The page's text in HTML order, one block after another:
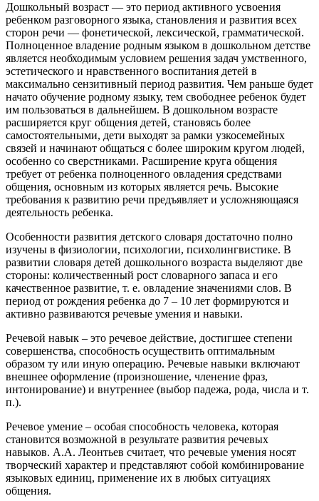
Дошкольный возраст — это период активного усвоения
ребенком разговорного языка, становления и развития всех
сторон речи — фонетической, лексической, грамматической.
Полноценное владение родным языком в дошкольном детстве
является необходимым условием решения задач умственного,
эстетического и нравственного воспитания детей в
максимально сензитивный период развития. Чем раньше будет
начато обучение родному языку, тем свободнее ребенок будет
им пользоваться в дальнейшем. В дошкольном возрасте
расширяется круг общения детей, становясь более
самостоятельными, дети выходят за рамки узкосемейных
связей и начинают общаться с более широким кругом людей,
особенно со сверстниками. Расширение круга общения
требует от ребенка полноценного овладения средствами
общения, основным из которых является речь. Высокие
требования к развитию речи предъявляет и усложняющаяся
деятельность ребенка.
Особенности развития детского словаря достаточно полно
изучены в физиологии, психологии, психолингвистике. В
развитии словаря детей дошкольного возраста выделяют две
стороны: количественный рост словарного запаса и его
качественное развитие, т. е. овладение значениями слов. В
период от рождения ребенка до 7 – 10 лет формируются и
активно развиваются речевые умения и навыки.
Речевой навык – это речевое действие, достигшее степени
совершенства, способность осуществить оптимальным
образом ту или иную операцию. Речевые навыки включают
внешнее оформление (произношение, членение фраз,
интонирование) и внутреннее (выбор падежа, рода, числа и т.
п.).
Речевое умение – особая способность человека, которая
становится возможной в результате развития речевых
навыков. А.А. Леонтьев считает, что речевые умения носят
творческий характер и представляют собой комбинирование
языковых единиц, применение их в любых ситуациях
общения.